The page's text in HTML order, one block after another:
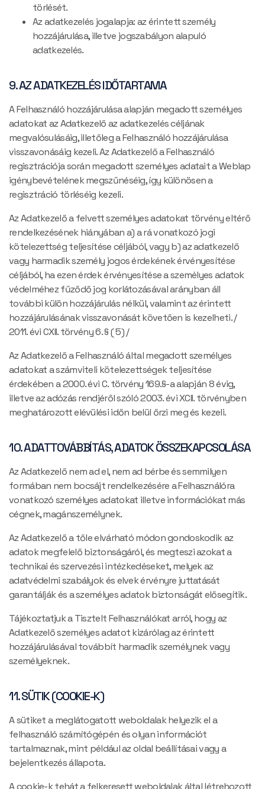
törlését.
Az adatkezelés jogalapja: az érintett személy
hozzájárulása, illetve jogszabályon alapuló
adatkezelés.
9. AZ ADATKEZELÉS IDŐTARTAMA
A Felhasználó hozzájárulása alapján megadott személyes
adatokat az Adatkezelő az adatkezelés céljának
megvalósulásáig, illetőleg a Felhasználó hozzájárulása
visszavonásáig kezeli. Az Adatkezelő a Felhasználó
regisztrációja során megadott személyes adatait a Weblap
igénybevételének megszűnéséig, így különösen a
regisztráció törléséig kezeli.
Az Adatkezelő a felvett személyes adatokat törvény eltérő
rendelkezésének hiányában a) a rá vonatkozó jogi
kötelezettség teljesítése céljából, vagy b) az adatkezelő
vagy harmadik személy jogos érdekének érvényesítése
céljából, ha ezen érdek érvényesítése a személyes adatok
védelméhez fűződő jog korlátozásával arányban áll
további külön hozzájárulás nélkül, valamint az érintett
hozzájárulásának visszavonását követően is kezelheti. /
2011. évi CXII. törvény 6. § ( 5) /
Az Adatkezelő a Felhasználó által megadott személyes
adatokat a számviteli kötelezettségek teljesítése
érdekében a 2000. évi C. törvény 169.§-a alapján 8 évig,
illetve az adózás rendjéről szóló 2003. évi XCII. törvényben
meghatározott elévülési időn belül őrzi meg és kezeli.
10. ADATTOVÁBBÍTÁS, ADATOK ÖSSZEKAPCSOLÁSA
Az Adatkezelő nem ad el, nem ad bérbe és semmilyen
formában nem bocsájt rendelkezésére a Felhasználóra
vonatkozó személyes adatokat illetve információkat más
cégnek, magánszemélynek.
Az Adatkezelő a tőle elvárható módon gondoskodik az
adatok megfelelő biztonságáról, és megteszi azokat a
technikai és szervezési intézkedéseket, melyek az
adatvédelmi szabályok és elvek érvényre juttatását
garantálják és a személyes adatok biztonságát elősegítik.
Tájékoztatjuk a Tisztelt Felhasználókat arról, hogy az
Adatkezelő személyes adatot kizárólag az érintett
hozzájárulásával továbbít harmadik személynek vagy
személyeknek.
11. SÜTIK (COOKIE-K)
A sütiket a meglátogatott weboldalak helyezik el a
felhasználó számítógépén és olyan információt
tartalmaznak, mint például az oldal beállításai vagy a
bejelentkezés állapota.
A cookie-k tehát a felkeresett weboldalak által létrehozott